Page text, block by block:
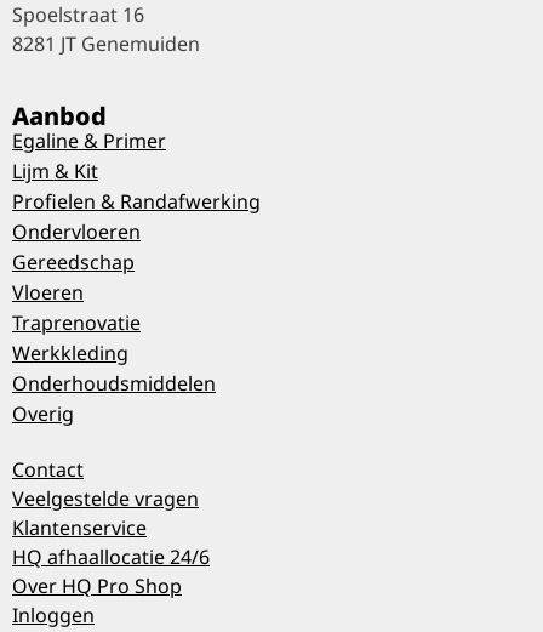
Spoelstraat 16
8281 JT Genemuiden
Aanbod
Egaline & Primer
Lijm & Kit
Profielen & Randafwerking
Ondervloeren
Gereedschap
Vloeren
Traprenovatie
Werkkleding
Onderhoudsmiddelen
Overig
Contact
Veelgestelde vragen
Klantenservice
HQ afhaallocatie 24/6
Over HQ Pro Shop
Inloggen